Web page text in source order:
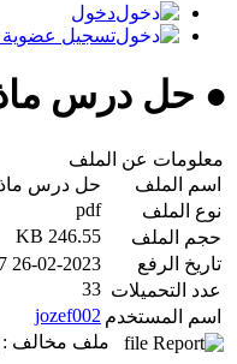
دخول
تسجيل عضوية
● حل درس
معلومات عن الملف
اسم الملف
حل درس
نوع الملف
pdf
حجم الملف
246.55 KB
تاريخ الرفع
26-02-2023 09:47 م
عدد التحميلات 33
اسم المستخدم jozef002
ملف مخالف :